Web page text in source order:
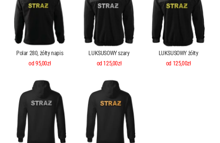
Polar 280, żółty napis
od 95,00zł
LUKSUSOWY szary
od 125,00zł
LUKSUSOWY żółty
od 125,00zł